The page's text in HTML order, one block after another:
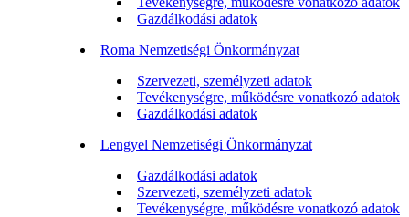
Gazdálkodási adatok
Roma Nemzetiségi Önkormányzat
Szervezeti, személyzeti adatok
Tevékenységre, működésre vonatkozó adatok
Gazdálkodási adatok
Lengyel Nemzetiségi Önkormányzat
Gazdálkodási adatok
Szervezeti, személyzeti adatok
Tevékenységre, működésre vonatkozó adatok